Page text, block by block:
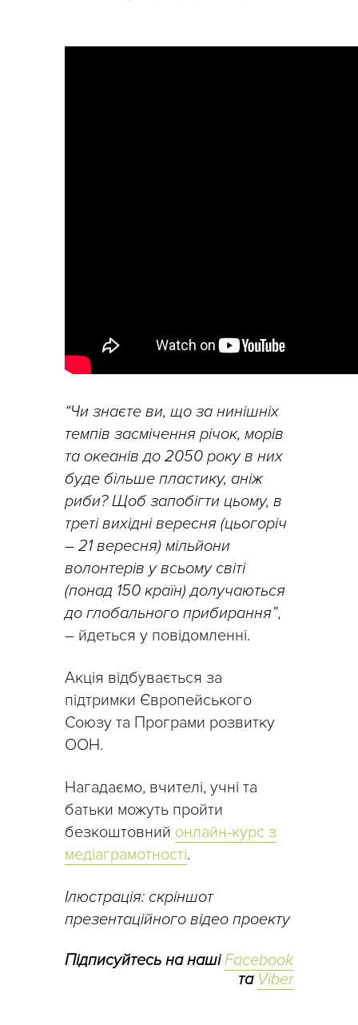
“Чи знаєте ви, що за нинішніх
темпів засмічення річок, морів
та океанів до 2050 року в них
буде більше пластику, аніж
риби? Щоб запобігти цьому, в
треті вихідні вересня (цьогоріч
– 21 вересня) мільйони
волонтерів у всьому світі
(понад 150 країн) долучаються
до глобального прибирання”,
– йдеться у повідомленні.
Акція відбувається за
підтримки Європейського
Союзу та Програми розвитку
ООН.
Нагадаємо, вчителі, учні та
батьки можуть пройти
безкоштовний онлайн-курс з
медіаграмотності.
Ілюстрація: скріншот
презентаційного відео проекту
Підписуйтесь на нашіFacebook
та Viber